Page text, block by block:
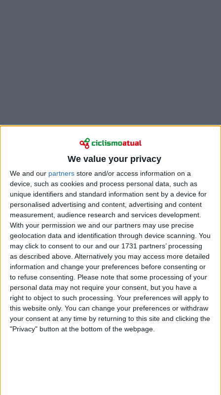
We value your privacy
We and our partners store and/or access information on a
device, such as cookies and process personal data, such as
unique identifiers and standard information sent by a device for
personalised advertising and content, advertising and content
measurement, audience research and services development.
With your permission we and our partners may use precise
geolocation data and identification through device scanning. You
may click to consent to our and our 1731 partners’ processing
as described above. Alternatively you may access more detailed
information and change your preferences before consenting or
to refuse consenting.
Please note that some processing of your
personal data may not require your consent, but you have a
right to object to such processing. Your preferences will apply to
this website only. You can change your preferences or withdraw
your consent at any time by returning to this site and clicking the
"Privacy" button at the bottom of the webpage.
Com pouco mais de 150 metros de desnível
acumulado, previa‑se um ritmo elevadíssimo desde o
tiro de partida nos 143 quilómetros entre Gyula e
Békéscsaba, disputados em três voltas a um circuito.
Num início frenético, cerca de vinte corredores
envolveram-se numa queda no pelotão, antes de se
estabelecer a fuga do dia.
Foram Mathias Sunekær Norsgaard e Kristian
Egholm a adiantarem-se cedo na frente, os
companheiros da Lidl-Trek trabalharam em conjunto
para construir uma vantagem modesta, que se
manteve em cerca de 1:30 com cerca de 70 km por
disputar e a última passagem pela linha de meta a
aproximar-se.